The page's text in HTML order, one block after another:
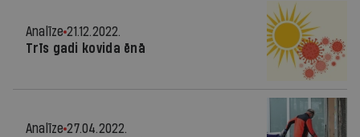
Analīze 21.12.2022.
Trīs gadi kovida ēnā
Analīze 27.04.2022.